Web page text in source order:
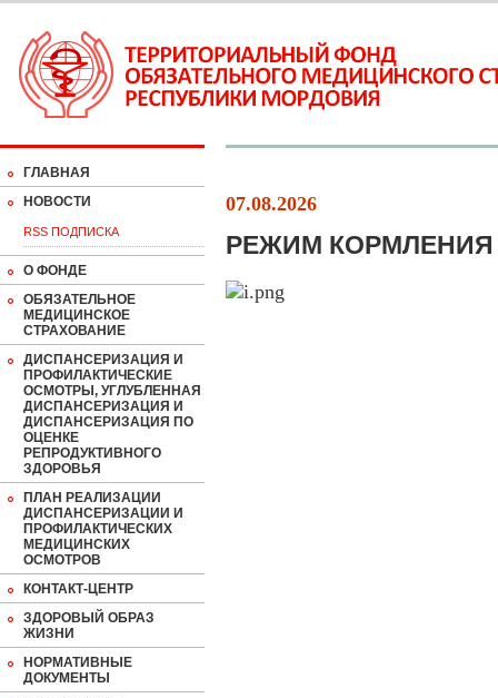
ГЛАВНАЯ
НОВОСТИ
RSS ПОДПИСКА
О ФОНДЕ
ОБЯЗАТЕЛЬНОЕ
МЕДИЦИНСКОЕ
СТРАХОВАНИЕ
ДИСПАНСЕРИЗАЦИЯ И
ПРОФИЛАКТИЧЕСКИЕ
ОСМОТРЫ, УГЛУБЛЕННАЯ
ДИСПАНСЕРИЗАЦИЯ И
ДИСПАНСЕРИЗАЦИЯ ПО
ОЦЕНКЕ
РЕПРОДУКТИВНОГО
ЗДОРОВЬЯ
ПЛАН РЕАЛИЗАЦИИ
ДИСПАНСЕРИЗАЦИИ И
ПРОФИЛАКТИЧЕСКИХ
МЕДИЦИНСКИХ
ОСМОТРОВ
КОНТАКТ-ЦЕНТР
ЗДОРОВЫЙ ОБРАЗ
ЖИЗНИ
НОРМАТИВНЫЕ
ДОКУМЕНТЫ
07.08.2026
РЕЖИМ